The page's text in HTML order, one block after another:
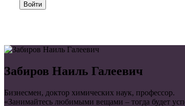
Войти
Забиров Наиль Галеевич
Бизнесмен, доктор химических наук, профессор.
«Занимайтесь любимыми вещами – тогда будет